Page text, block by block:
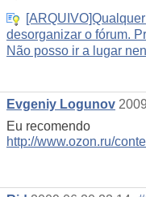
desorganizar o fórum.
Não posso ir a lugar
Evgeniy Logunov
Eu recomendo
http://www.ozon.ru/